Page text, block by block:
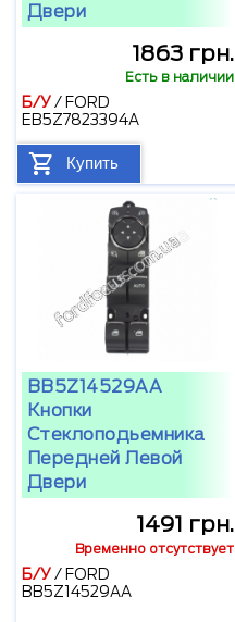
Двери
1863 грн.
Есть в наличии
Б/У/ FORD
EB5Z7823394A
Купить
BB5Z14529AA
Кнопки
Стеклоподьемника
Передней Левой
Двери
1491 грн.
Временно отсутствует
Б/У/ FORD
BB5Z14529AA